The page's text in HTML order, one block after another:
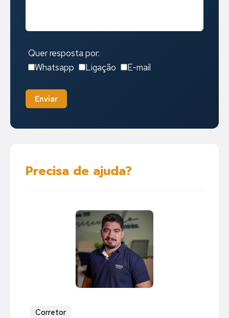
Quer resposta por:
Whatsapp
Ligação E-mail
Enviar
Precisa de ajuda?
Corretor